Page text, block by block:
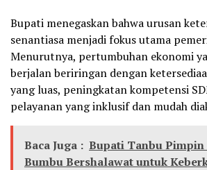
Bupati menegaskan bahwa urusan
senantiasa menjadi fokus utama
Menurutnya, pertumbuhan ekonomi
berjalan beriringan dengan
yang luas, peningkatan kompetensi
pelayanan yang inklusif dan mudah
Baca Juga : Bupati Tanbu
Bumbu Bershalawat untuk